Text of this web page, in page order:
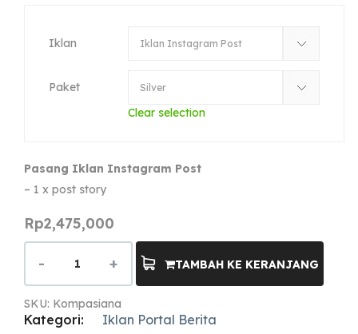
Iklan
Paket
Clear selection
Pasang Iklan Instagram Post
– 1 x post story
Rp2,475,000
TAMBAH KE KERANJANG
SKU: Kompasiana
Kategori:
Iklan Portal Berita